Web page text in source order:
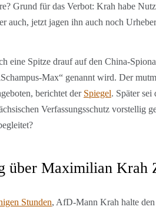
Grund für das Verbot: Krah habe
auch, jetzt jagen ihn auch noch
eine Spitze drauf auf den China-
Max“ genannt wird. Der
berichtet der Spiegel. Später
Verfassungsschutz
über Maximilian Krah
Stunden, AfD-Mann Krah halte